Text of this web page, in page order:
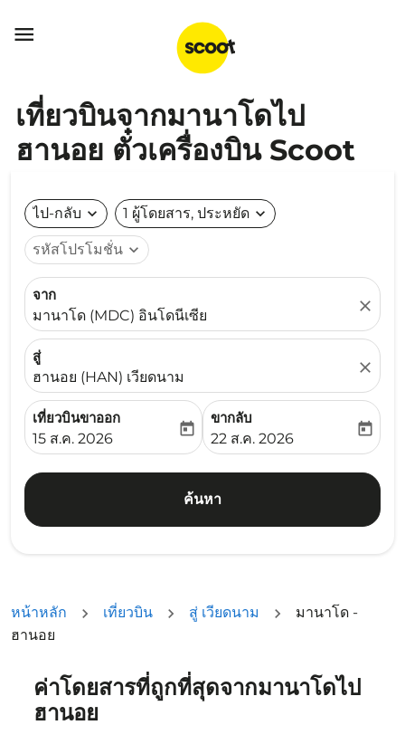

เที่ยวบินจากมานาโดไป
ฮานอย ตั๋วเครื่องบิน Scoot
ไป-กลับ expand_more 1 ผู้โดยสาร, ประหยัด expand_more
รหัสโปรโมชั่น expand_more
จาก
มานาโด (MDC) อินโดนีเซีย
close
สู่
ฮานอย (HAN) เวียดนาม
close
เที่ยวบินขาออก
fc-booking-departure-date-aria-label
15 ส.ค. 2026
today
ขากลับ
fc-booking-return-date-
22 ส.ค. 2026
today
ค้นหา
หน้าหลัก เที่ยวบิน สู่ เวียดนาม
มานาโด -
ฮานอย
ค่าโดยสารที่ถูกที่สุดจากมานาโดไป
ฮานอย
ลองอัปเดตเส้นทางของคุณ (ต้นทางและ/หรือปลายทาง) หรื